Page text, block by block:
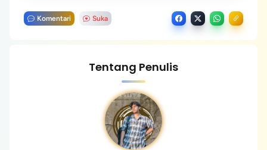
Komentari Suka
Tentang Penulis